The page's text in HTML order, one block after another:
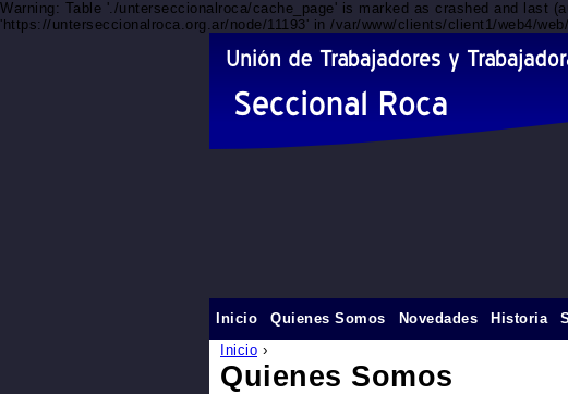
Warning: Table './unterseccionalroca/cache_page' is marked as crashed and last
'https://unterseccionalroca.org.ar/node/11193' in /var/www/clients/client1/web4/
Inicio ›
Quienes Somos
Inicio Quienes Somos Novedades Historia